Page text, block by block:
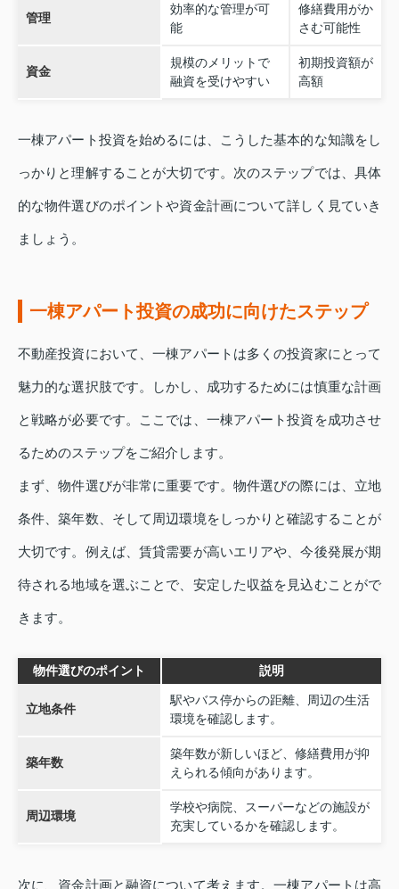
管理
効率的な管理が可
能
修繕費用がか
さむ可能性
資金
規模のメリットで
融資を受けやすい
初期投資額が
高額
一棟アパート投資を始めるには、こうした基本的な知識をし
っかりと理解することが大切です。次のステップでは、具体
的な物件選びのポイントや資金計画について詳しく見ていき
ましょう。
一棟アパート投資の成功に向けたステップ
不動産投資において、一棟アパートは多くの投資家にとって
魅力的な選択肢です。しかし、成功するためには慎重な計画
と戦略が必要です。ここでは、一棟アパート投資を成功させ
るためのステップをご紹介します。
まず、物件選びが非常に重要です。物件選びの際には、立地
条件、築年数、そして周辺環境をしっかりと確認することが
大切です。例えば、賃貸需要が高いエリアや、今後発展が期
待される地域を選ぶことで、安定した収益を見込むことがで
きます。
物件選びのポイント 説明
立地条件
駅やバス停からの距離、周辺の生活
環境を確認します。
築年数
築年数が新しいほど、修繕費用が抑
えられる傾向があります。
周辺環境
学校や病院、スーパーなどの施設が
充実しているかを確認します。
次に、資金計画と融資について考えます。一棟アパートは高